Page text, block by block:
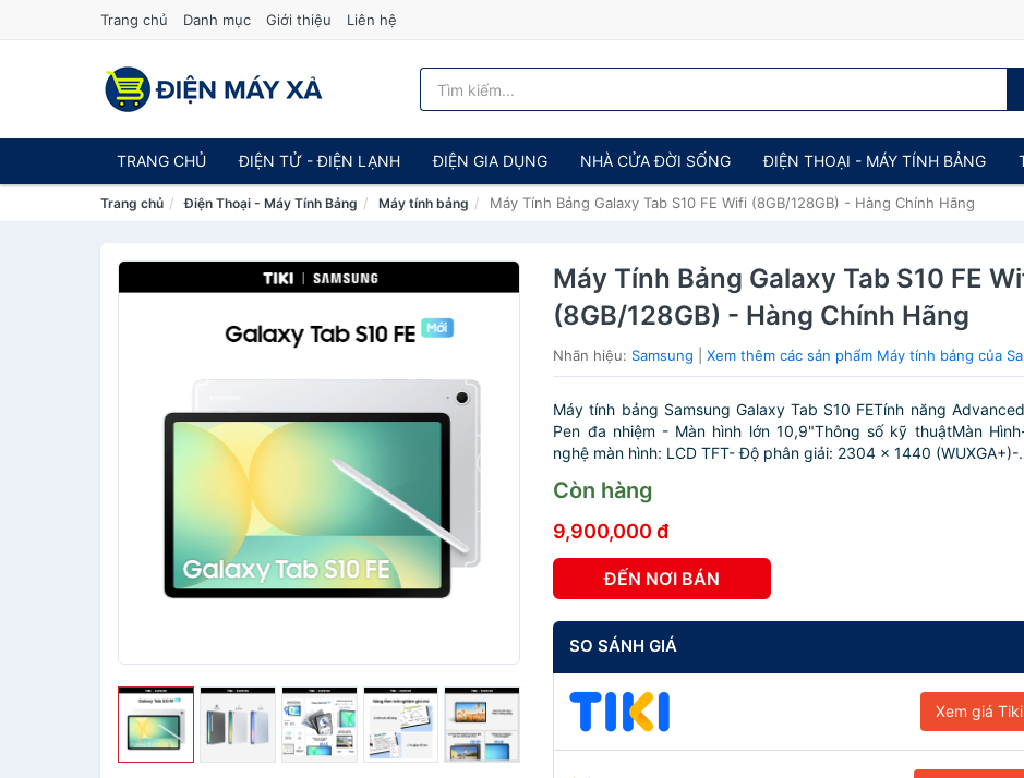
Trang chủ Danh mục Giới thiệu Liên hệ
TRANG CHỦ ĐIỆN TỬ - ĐIỆN LẠNH ĐIỆN GIA DỤNG NHÀ CỬA ĐỜI SỐNG ĐIỆN THOẠI - MÁY TÍNH BẢNG
Trang chủ Điện Thoại - Máy Tính Bảng Máy tính bảng Máy Tính Bảng Galaxy Tab S10 FE Wifi (8GB/128GB) - Hàng Chính Hãng
Máy Tính Bảng Galaxy Tab S10 FE
(8GB/128GB) - Hàng Chính Hãng
Nhãn hiệu: Samsung |Xem thêm các sản phẩm Máy tính bảng của
Máy tính bảng Samsung Galaxy Tab S10 FETính năng
Pen đa nhiệm - Màn hình lớn 10,9"Thông số kỹ thuậtMàn
nghệ màn hình: LCD TFT- Độ phân giải: 2304 x 1440 (WUXGA+)-
Còn hàng
9,900,000 đ
ĐẾN NƠI BÁN
SO SÁNH GIÁ
Xem giá